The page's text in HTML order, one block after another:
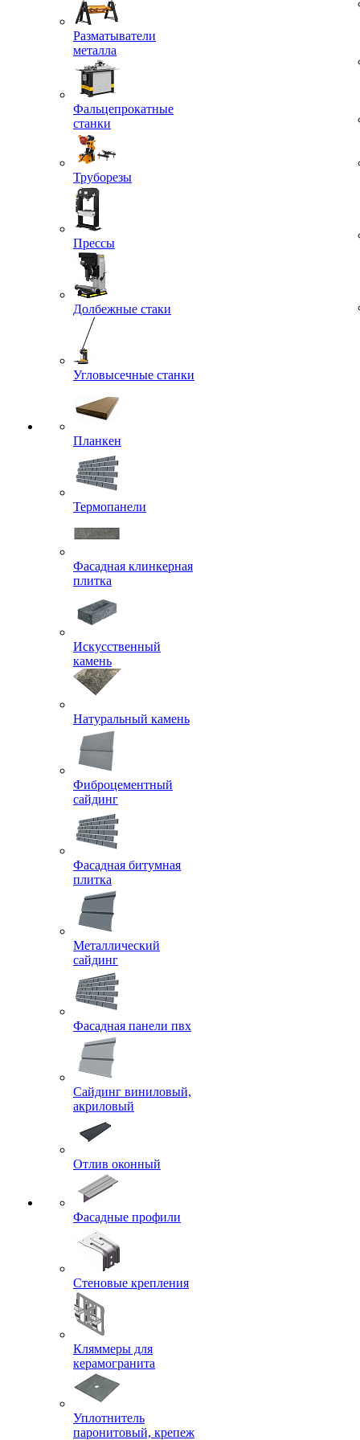
Разматыватели
металла
Фальцепрокатные
станки
Труборезы
Прессы
Долбежные стаки
Угловысечные станки
Планкен
Термопанели
Фасадная клинкерная
плитка
Искусственный
камень
Натуральный камень
Фиброцементный
сайдинг
Фасадная битумная
плитка
Металлический
сайдинг
Фасадная панели пвх
Сайдинг виниловый,
акриловый
Отлив оконный
Фасадные профили
Стеновые крепления
Кляммеры для
керамогранита
Уплотнитель
паронитовый, крепеж